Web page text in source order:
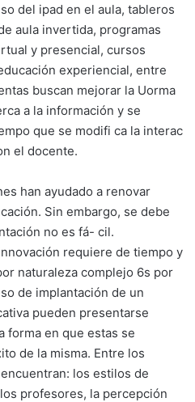
del ipad en el aula, tableros
aula invertida, programas
y presencial, cursos
experiencial, entre
buscan mejorar la Uorma
a la información y se
que se modifi ca la interac
el docente.
han ayudado a renovar
Sin embargo, se debe
no es fá- cil.
requiere de tiempo y
naturaleza complejo 6s por
de implantación de un
pueden presentarse
forma en que estas se
de la misma. Entre los
los estilos de
profesores, la percepción